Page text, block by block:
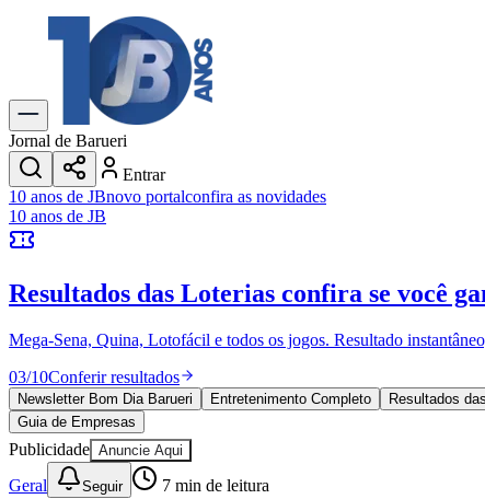
Explore Tudo
Últimas Notícias
Previsão do Tempo
Trânsito e Rotas
Dia a Dia & Lazer
Transportes
Gastronomia
Cinema & Shows
JogosNovo
Anuncie no Portal
Cadastrar Empresa
Divulgar Vagas Novo
Publicidade Legal
Política
Eleições
Esportes
Saúde
Segurança
Cultura
Jornal de Barueri
Entrar
10 anos de JBnovo portalconfira as novidades
10 anos de JB
Resultados das Loterias confira se você
Mega-Sena, Quina, Lotofácil e todos os jogos. Resultado
03/10Conferir resultados
Newsletter Bom Dia Barueri Entretenimento Completo Resultados
Guia de Empresas
Publicidade Anuncie Aqui
Geral Seguir 7 min de leitura